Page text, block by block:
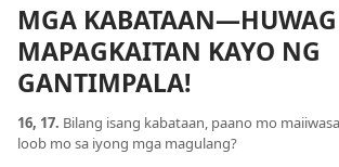
MGA
MAPAGKAITAN KAYO NG
GANTIMPALA!
16, 17. Bilang isang kabataan, paano mo
loob mo sa iyong mga magulang?